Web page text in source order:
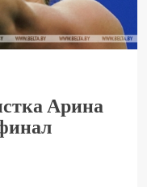
Арина